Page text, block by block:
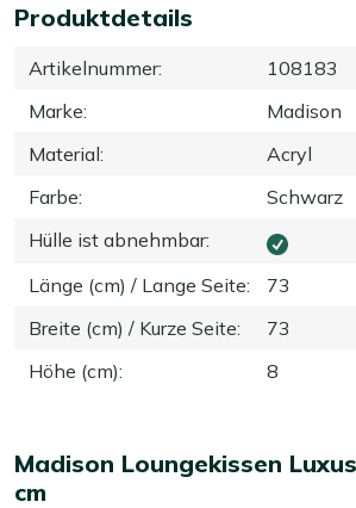
Produktdetails
Artikelnummer:
108183
Marke:
Madison
Material:
Acryl
Farbe:
Schwarz
Hülle ist abnehmbar:
Länge (cm) / Lange Seite:
73
Breite (cm) / Kurze Seite:
73
Höhe (cm): 8
Madison Loungekissen
cm